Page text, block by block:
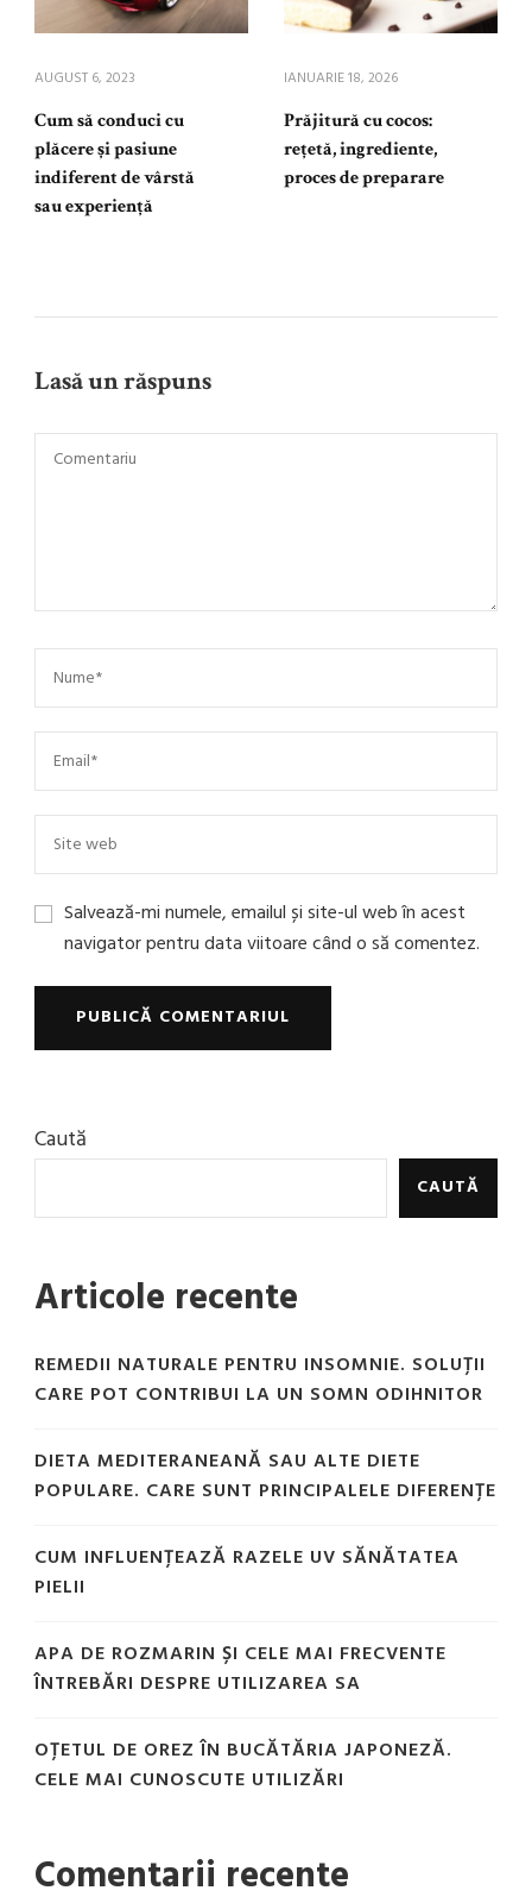
AUGUST 6, 2023
Cum să conduci cu
plăcere și pasiune
indiferent de vârstă
sau experiență
IANUARIE 18, 2026
Prăjitură cu cocos:
rețetă, ingrediente,
proces de preparare
Lasă un răspuns
Salvează-mi numele, emailul și site-ul web în acest
navigator pentru data viitoare când o să comentez.
Caută
CAUTĂ
Articole recente
REMEDII NATURALE PENTRU INSOMNIE. SOLUȚII
CARE POT CONTRIBUI LA UN SOMN ODIHNITOR
DIETA MEDITERANEANĂ SAU ALTE DIETE
POPULARE. CARE SUNT PRINCIPALELE DIFERENȚE
CUM INFLUENȚEAZĂ RAZELE UV SĂNĂTATEA
PIELII
APA DE ROZMARIN ȘI CELE MAI FRECVENTE
ÎNTREBĂRI DESPRE UTILIZAREA SA
OȚETUL DE OREZ ÎN BUCĂTĂRIA JAPONEZĂ.
CELE MAI CUNOSCUTE UTILIZĂRI
Comentarii recente